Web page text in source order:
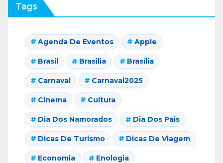
Tags
Agenda De Eventos Apple
Brasil Brasilia Brasília
Carnaval Carnaval2025
Cinema Cultura
Dia Dos Namorados Dia Dos Pais
Dicas De Turismo Dicas De Viagem
Economia Enologia